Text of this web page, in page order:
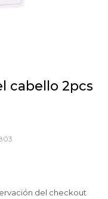
cabello 2pcs
del checkout